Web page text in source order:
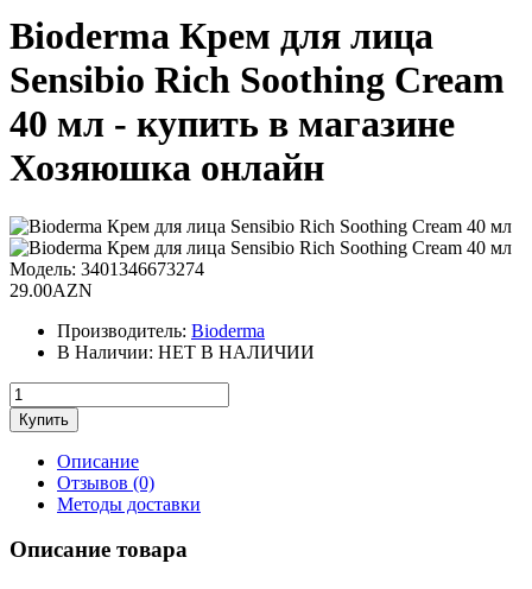
Bioderma Крем для лица
Sensibio Rich Soothing Cream
40 мл - купить в магазине
Хозяюшка онлайн
Модель: 3401346673274
29.00AZN
Производитель: Bioderma
В Наличии: НЕТ В НАЛИЧИИ
Описание
Отзывов (0)
Методы доставки
Описание товара